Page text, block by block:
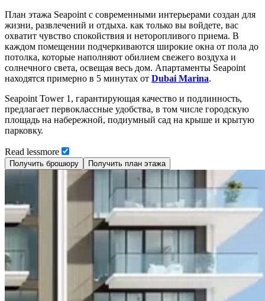
План этажа Seapoint с современными интерьерами создан для
жизни, развлечений и отдыха. как только вы войдете, вас
охватит чувство спокойствия и неторопливого приема. В
каждом помещении подчеркиваются широкие окна от пола до
потолка, которые наполняют обилием свежего воздуха и
солнечного света, освещая весь дом. Апартаменты Seapoint
находятся примерно в 5 минутах от Dubai Marina.
Seapoint Tower 1, гарантирующая качество и подлинность,
предлагает первоклассные удобства, в том числе городскую
площадь на набережной, подиумный сад на крыше и крытую
парковку.
Read lessmore
Получить брошюру Получить план этажа